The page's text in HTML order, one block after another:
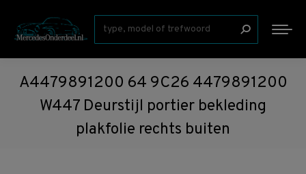
Zoeken:
A4479891200 64 9C26 4479891200
W447 Deurstijl portier bekleding
plakfolie rechts buiten